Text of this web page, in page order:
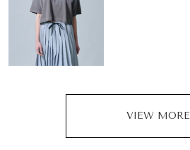
VIEW MORE